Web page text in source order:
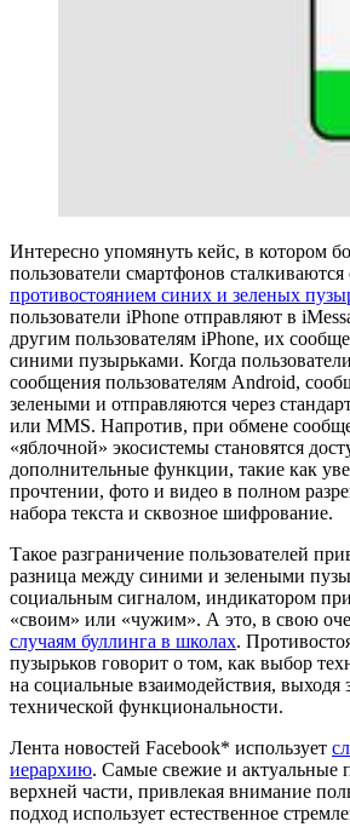
Интересно упомянуть кейс, в котором
пользователи смартфонов
противостоянием синих и зеленых
пользователи iPhone отправляют в
другим пользователям iPhone, их
синими пузырьками. Когда
сообщения пользователям Android,
зелеными и отправляются через
или MMS. Напротив, при обмене
«яблочной» экосистемы становятся
дополнительные функции, такие как
прочтении, фото и видео в полном
набора текста и сквозное шифрование.
Такое разграничение пользователей
разница между синими и зелеными
социальным сигналом, индикатором
«своим» или «чужим». А это, в свою
случаям буллинга в школах.
пузырьков говорит о том, как выбор
на социальные взаимодействия, выходя
технической функциональности.
Лента новостей Facebook* использует
иерархию. Самые свежие и актуальные
верхней части, привлекая внимание
подход использует естественное